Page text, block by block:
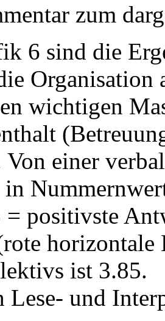
zum
6 sind die
wichtigen
Von einer
positivste
ist 3.85.
Lese- und